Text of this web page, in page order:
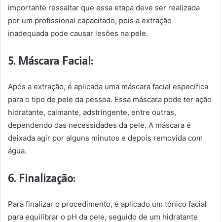
importante ressaltar que essa etapa deve ser realizada
por um profissional capacitado, pois a extração
inadequada pode causar lesões na pele.
5. Máscara Facial:
Após a extração, é aplicada uma máscara facial específica
para o tipo de pele da pessoa. Essa máscara pode ter ação
hidratante, calmante, adstringente, entre outras,
dependendo das necessidades da pele. A máscara é
deixada agir por alguns minutos e depois removida com
água.
6. Finalização:
Para finalizar o procedimento, é aplicado um tônico facial
para equilibrar o pH da pele, seguido de um hidratante